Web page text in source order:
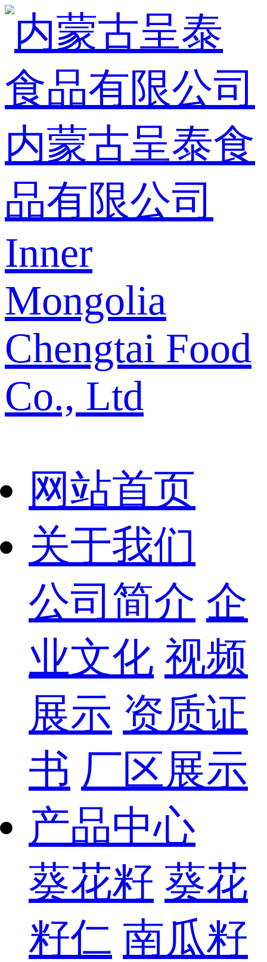
内蒙古呈泰食
品有限公司
Inner
Mongolia
Chengtai Food
Co., Ltd
网站首页
关于我们
公司简介 企
业文化 视频
展示 资质证
书 厂区展示
产品中心
葵花籽 葵花
籽仁 南瓜籽